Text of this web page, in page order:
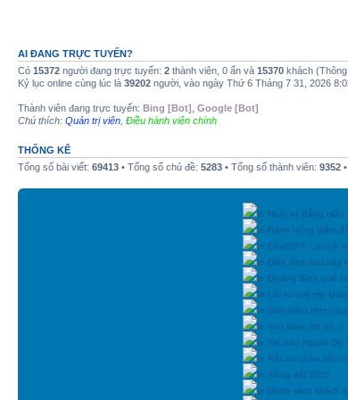
AI ĐANG TRỰC TUYẾN?
Có 15372 người đang trực tuyến: 2 thành viên, 0 ẩn và 15370 khách
Kỷ lục online cùng lúc là 39202 người, vào ngày Thứ 6 Tháng 7 31, 2026
Thành viên đang trực tuyến: Bing [Bot] Google [Bot]
Chú thích: Quản trị viên Điều hành viên chính
THỐNG KÊ
Tổng số bài viết: 69413 • Tổng số chủ đề: 5283 • Tổng số thành viên: 9352
In Nhật ký Bằng Hữu
In Đánh trống điểm
In ChatGPT: Lợi ích
In Diễn đàn dạo này
In Quảng Bình quê
In Lời ru quê mẹ
In Giới thiệu Http://
In You raise me up :)
In Tại Sao Người Do
In Rất vui chào đón
In Xông đất 2015
In Danh sách khách